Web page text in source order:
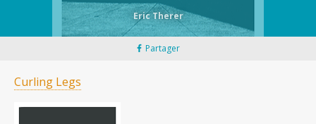
Eric Therer
Partager
Curling Legs